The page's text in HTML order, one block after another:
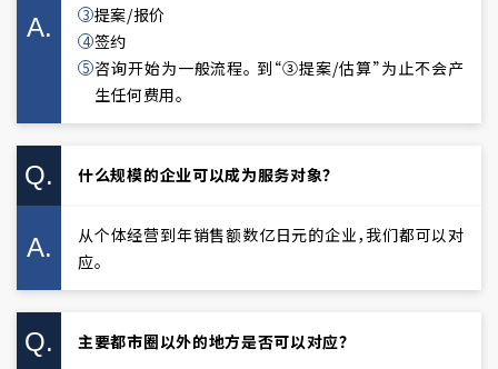
A.
提案/报价
签约
咨询开始为一般流程。 到“③提案/估算”为止不会产
生任何费用。
Q. 什么规模的企业可以成为服务对象？
A.
从个体经营到年销售额数亿日元的企业，我们都可以对
应。
Q. 主要都市圈以外的地方是否可以对应？